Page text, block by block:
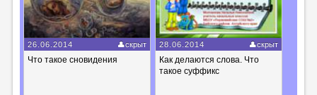
26.06.2014 скрыт
Что такое сновидения
28.06.2014 скрыт
Как делаются слова. Что
такое суффикс